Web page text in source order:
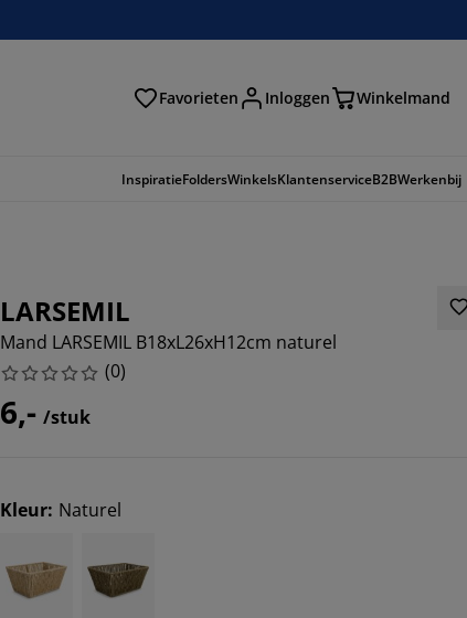
Favorieten Inloggen Winkelmand
InspiratieFoldersWinkelsKlantenserviceB2BWerkenbij
LARSEMIL
Mand LARSEMIL B18xL26xH12cm naturel
(0)
6,- /stuk
Kleur: Naturel